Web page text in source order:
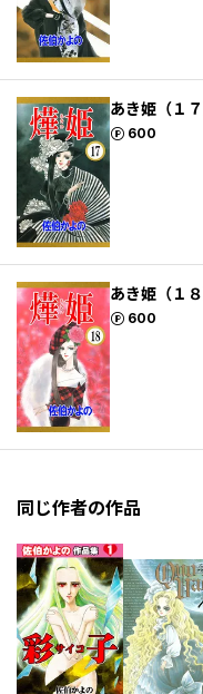
あき姫（１７
600
ポイント
あき姫（１８
600
ポイント
同じ作者の作品